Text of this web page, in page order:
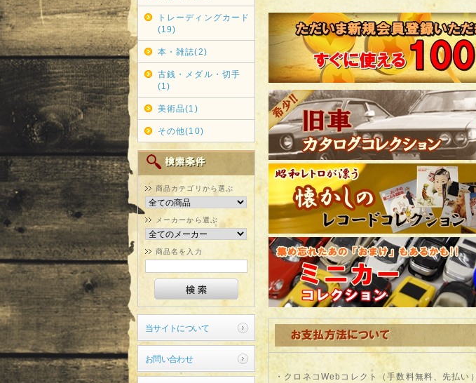
トレーディングカード
(19)
本・雑誌(2)
古銭・メダル・切手
(1)
美術品(1)
その他(10)
商品カテゴリから選ぶ
メーカーから選ぶ
商品名を入力
当サイトについて
お問い合わせ
・クロネコWebコレクト（手数料無料、先払い）